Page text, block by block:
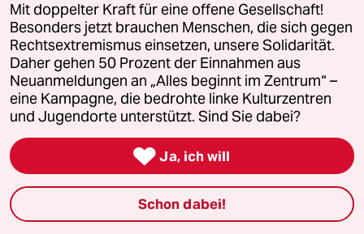
Ceuta
Hitze
Verlag
Hausblog
Mit doppelter Kraft für eine offene Gesellschaft!
Besonders jetzt brauchen Menschen, die sich gegen
Rechtsextremismus einsetzen, unsere Solidarität.
Daher gehen 50 Prozent der Einnahmen aus
Neuanmeldungen an „Alles beginnt im Zentrum“ –
eine Kampagne, die bedrohte linke Kulturzentren
und Jugendorte unterstützt. Sind Sie dabei?
 Ja, ich will
Schon dabei!